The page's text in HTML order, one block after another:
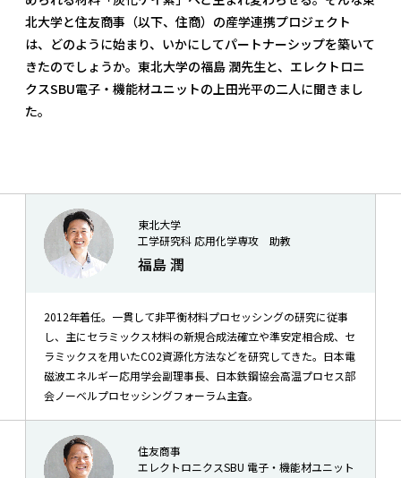
北大学と住友商事（以下、住商）の産学連携プロジェクト
は、どのように始まり、いかにしてパートナーシップを築いて
きたのでしょうか。東北大学の福島 潤先生と、エレクトロニ
クスSBU電子・機能材ユニットの上田光平の二人に聞きまし
た。
東北大学
工学研究科 応用化学専攻 助教
福島 潤
2012年着任。一貫して非平衡材料プロセッシングの研究に従事
し、主にセラミックス材料の新規合成法確立や準安定相合成、セ
ラミックスを用いたCO2資源化方法などを研究してきた。日本電
磁波エネルギー応用学会副理事長、日本鉄鋼協会高温プロセス部
会ノーベルプロセッシングフォーラム主査。
住友商事
エレクトロニクスSBU 電子・機能材ユニット